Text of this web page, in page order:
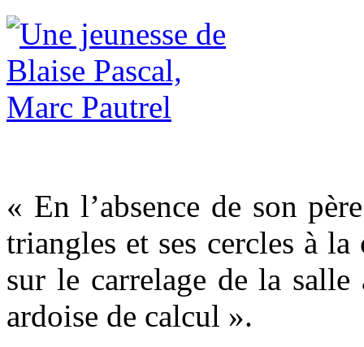
« En l’absence de son
triangles et ses cercles à
sur le carrelage de la
ardoise de calcul ».